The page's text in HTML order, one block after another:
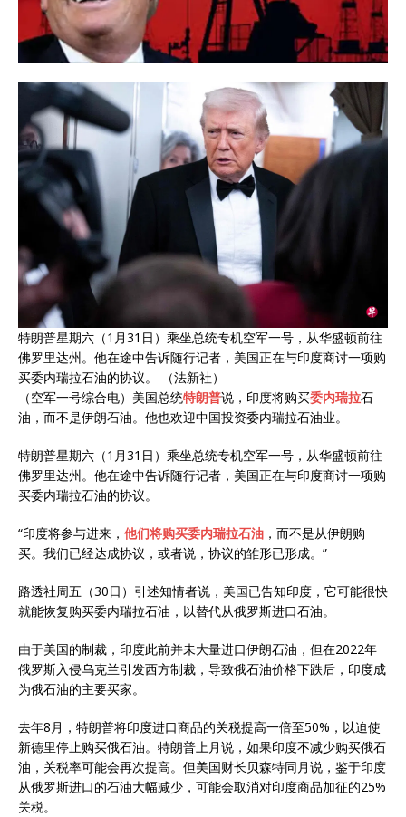
特朗普星期六（1月31日）乘坐总统专机空军一号，从华盛顿前往
佛罗里达州。他在途中告诉随行记者，美国正在与印度商讨一项购
买委内瑞拉石油的协议。 （法新社）
（空军一号综合电）美国总统特朗普说，印度将购买委内瑞拉石
油，而不是伊朗石油。他也欢迎中国投资委内瑞拉石油业。
特朗普星期六（1月31日）乘坐总统专机空军一号，从华盛顿前往
佛罗里达州。他在途中告诉随行记者，美国正在与印度商讨一项购
买委内瑞拉石油的协议。
“印度将参与进来， 他们将购买委内瑞拉石油 ，而不是从伊朗购
买。我们已经达成协议，或者说，协议的雏形已形成。”
路透社周五（30日）引述知情者说，美国已告知印度，它可能很快
就能恢复购买委内瑞拉石油，以替代从俄罗斯进口石油。
由于美国的制裁，印度此前并未大量进口伊朗石油，但在2022年
俄罗斯入侵乌克兰引发西方制裁，导致俄石油价格下跌后，印度成
为俄石油的主要买家。
去年8月，特朗普将印度进口商品的关税提高一倍至50%，以迫使
新德里停止购买俄石油。特朗普上月说，如果印度不减少购买俄石
油，关税率可能会再次提高。但美国财长贝森特同月说，鉴于印度
从俄罗斯进口的石油大幅减少，可能会取消对印度商品加征的25%
关税。